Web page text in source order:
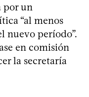
por un
“al menos
nuevo período”.
en comisión
la secretaría